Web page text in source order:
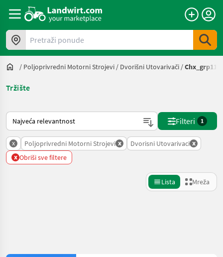
Pretraži ponude
/ Poljoprivredni Motorni Strojevi / Dvorišni Utovarivači /Chx_grp114
Tržište
Način na koji sortira Landwirt.com
Filteri 1
x Poljoprivredni Motorni Strojevi x Dvorisni Utovarivaci x
x Obriši sve filtere
Lista Mreža